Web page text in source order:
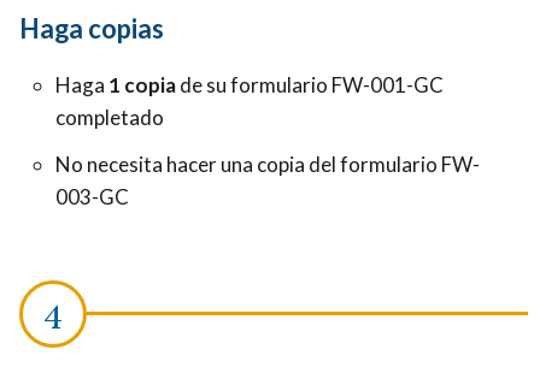
Haga copias
Haga 1 copiade su formulario FW-001-GC
completado
No necesita hacer una copia del formulario FW-
003-GC